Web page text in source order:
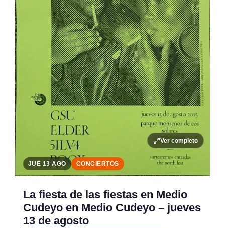
Ver completo
JUE 13 AGO CONCIERTOS
La fiesta de las fiestas en Medio
Cudeyo en Medio Cudeyo – jueves
13 de agosto